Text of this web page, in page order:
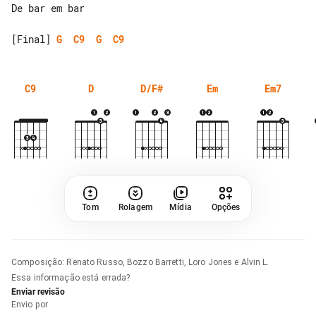
De bar em bar
[Final] G C9 G C9
C9 D D/F# Em Em7
Tom Rolagem Mídia Opções
Composição: Renato Russo, Bozzo Barretti, Loro Jones e Alvin L.
Essa informação está errada?
Enviar revisão
Envio por